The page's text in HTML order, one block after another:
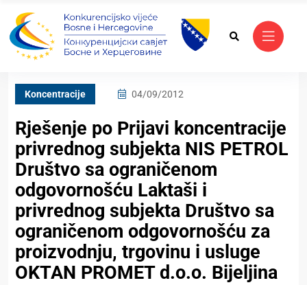
Koncentracije 04/09/2012
Rješenje po Prijavi koncentracije
privrednog subjekta NIS PETROL
Društvo sa ograničenom
odgovornošću Laktaši i
privrednog subjekta Društvo sa
ograničenom odgovornošću za
proizvodnju, trgovinu i usluge
OKTAN PROMET d.o.o. Bijeljina